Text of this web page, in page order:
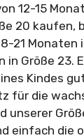
12-15
20 kaufen,
21 Monaten
in Größe 23.
Kindes
für die
unserer
einfach die